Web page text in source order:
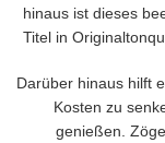
hinaus ist dieses
Titel in
Darüber hinaus hilft
Kosten zu
genießen.